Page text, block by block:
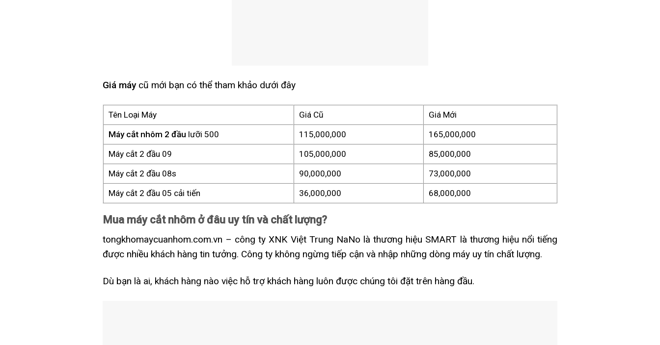
Giá máycũ mới bạn có thể tham khảo dưới đây
Tên Loại Máy Giá Cũ
Giá Mới
Máy cắt nhôm 2 đầu lưỡi 500 115,000,000
165,000,000
Máy cắt 2 đầu 09
105,000,000
85,000,000
Máy cắt 2 đầu 08s
90,000,000
73,000,000
Máy cắt 2 đầu 05 cải tiến
36,000,000 68,000,000
Mua máy cắt nhôm ở đâu uy tín và chất lượng?
tongkhomaycuanhom.com.vn – công ty XNK Việt Trung NaNo là thương hiệu SMART là thương hiệu nổi tiếng
được nhiều khách hàng tin tưởng. Công ty không ngừng tiếp cận và nhập những dòng máy uy tín chất lượng.
Dù bạn là ai, khách hàng nào việc hỗ trợ khách hàng luôn được chúng tôi đặt trên hàng đầu.